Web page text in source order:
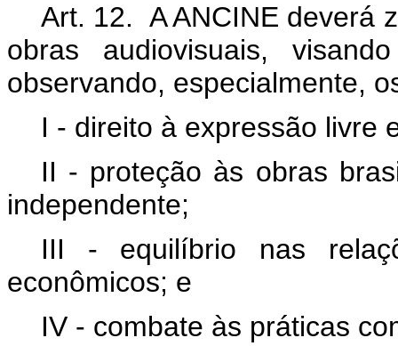
Art. 12. A ANCINE deverá
obras audiovisuais,
observando, especialmente,
I - direito à expressão livre
II - proteção às obras
independente;
III - equilíbrio nas
econômicos; e
IV - combate às práticas